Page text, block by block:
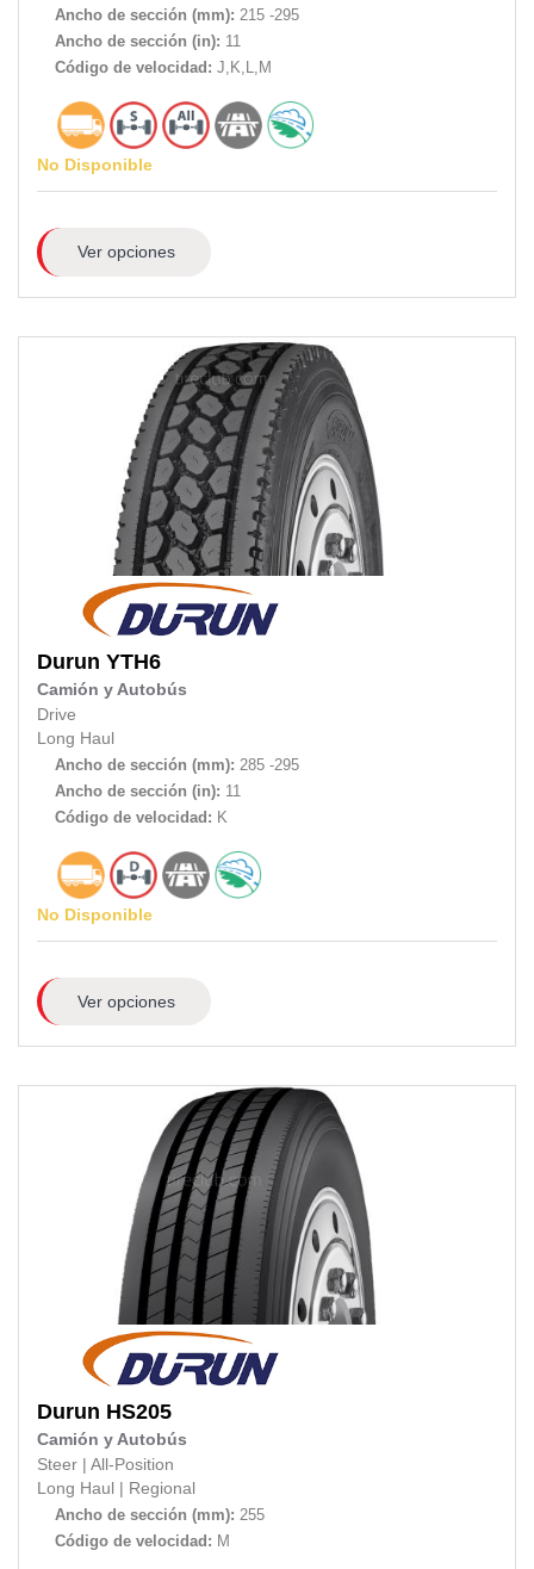
Ancho de sección (mm): 215 -295
Ancho de sección (in): 11
Código de velocidad: J,K,L,M
No Disponible
Ver opciones
Durun YTH6
Camión y Autobús
Drive
Long Haul
Ancho de sección (mm): 285 -295
Ancho de sección (in): 11
Código de velocidad: K
No Disponible
Ver opciones
Durun HS205
Camión y Autobús
Steer | All-Position
Long Haul | Regional
Ancho de sección (mm): 255
Código de velocidad: M